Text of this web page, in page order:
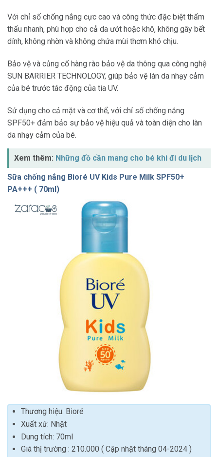
Với chỉ số chống nắng cực cao và công thức đặc biệt thẩm
thấu nhanh, phù hợp cho cả da ướt hoặc khô, không gây bết
dính, không nhờn và không chứa mùi thơm khó chịu.
Bảo vệ và củng cố hàng rào bảo vệ da thông qua công nghệ
SUN BARRIER TECHNOLOGY, giúp bảo vệ làn da nhạy cảm
của bé trước tác động của tia UV.
Sử dụng cho cả mặt và cơ thể, với chỉ số chống nắng
SPF50+ đảm bảo sự bảo vệ hiệu quả và toàn diện cho làn
da nhạy cảm của bé.
Xem thêm: Những đồ cần mang cho bé khi đi du lịch
Sữa chống nắng Bioré UV Kids Pure Milk SPF50+
PA+++ ( 70ml)
Thương hiệu: Bioré
Xuất xứ: Nhật
Dung tích: 70ml
Giá thị trường : 210.000 ( Cập nhật tháng 04-2024 )